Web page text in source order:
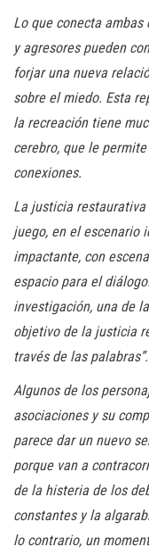
Lo que conecta
y agresores pueden
forjar una nueva
sobre el miedo. Esta
la recreación tiene
cerebro, que le
conexiones.
La justicia
juego, en el escenario
impactante, con
espacio para el
investigación, una de
objetivo de la justicia
través de las
Algunos de los
asociaciones y su
parece dar un nuevo
porque van a
de la histeria de los
constantes y la
lo contrario, un